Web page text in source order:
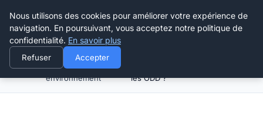
Happy Calyx Farmer
Écologie et
environnement
les ODD ?
Nous utilisons des cookies pour améliorer votre expérience de
navigation. En poursuivant, vous acceptez notre politique de
confidentialité. En savoir plus
Refuser Accepter